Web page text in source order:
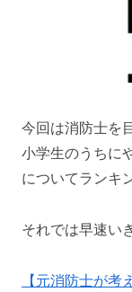
今回は消防士を
小学生のうちに
についてランキ
それでは早速い
【元消防士が